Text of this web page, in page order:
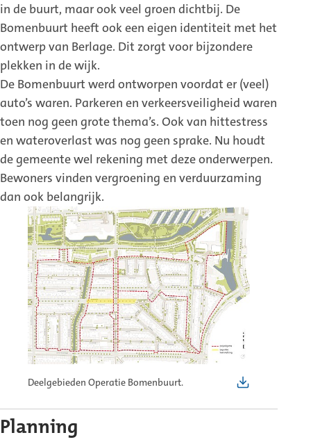
in de buurt, maar ook veel groen dichtbij. De
Bomenbuurt heeft ook een eigen identiteit met het
ontwerp van Berlage. Dit zorgt voor bijzondere
plekken in de wijk.
De Bomenbuurt werd ontworpen voordat er (veel)
auto’s waren. Parkeren en verkeersveiligheid waren
toen nog geen grote thema’s. Ook van hittestress
en wateroverlast was nog geen sprake. Nu houdt
de gemeente wel rekening met deze onderwerpen.
Bewoners vinden vergroening en verduurzaming
dan ook belangrijk.
Deelgebieden Operatie Bomenbuurt.
Planning